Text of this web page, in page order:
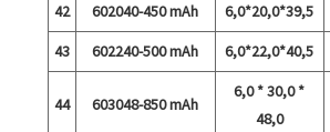
42
602040-450 mAh 6,0*20,0*39,5
43
602240-500 mAh 6,0*22,0*40,5
44 603048-850 mAh
6,0 * 30,0 *
48,0